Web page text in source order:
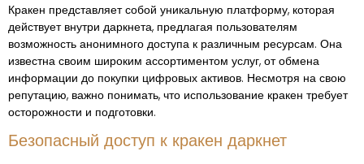
Кракен представляет собой уникальную платформу, которая
действует внутри даркнета, предлагая пользователям
возможность анонимного доступа к различным ресурсам. Она
известна своим широким ассортиментом услуг, от обмена
информации до покупки цифровых активов. Несмотря на свою
репутацию, важно понимать, что использование кракен требует
осторожности и подготовки.
Безопасный доступ к кракен даркнет